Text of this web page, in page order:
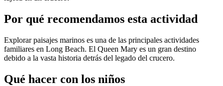
Por qué recomendamos esta actividad
Explorar paisajes marinos es una de las principales actividades
familiares en Long Beach. El Queen Mary es un gran destino
debido a la vasta historia detrás del legado del crucero.
Qué hacer con los niños